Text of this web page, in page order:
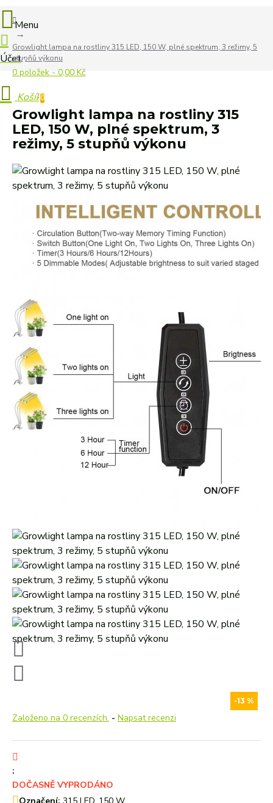
0 položek - 0,00 Kč
0
Growlight lampa na rostliny 315 LED, 150 W, plné spektrum, 3 režimy, 5
stupňů výkonu
Growlight lampa na rostliny 315
LED, 150 W, plné spektrum, 3
režimy, 5 stupňů výkonu
-13 %
Založeno na 0 recenzích. - Napsat recenzi
:
DOČASNĚ VYPRODÁNO